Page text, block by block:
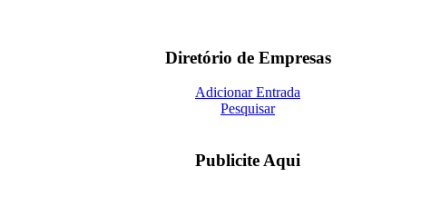
Diretório de Empresas
Adicionar Entrada
Pesquisar
Publicite Aqui